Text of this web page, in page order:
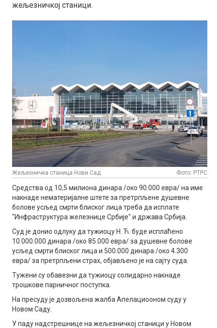
жељезничкој станици.
Жељезничка станица Нови Сад Фото: РТРС
Средства од 10,5 милиона динара /око 90.000 евра/ на име
накнаде нематеријалне штете за претрпљене душевне
болове усљед смрти блиског лица треба да исплате
"Инфраструктура железнице Србије" и држава Србија.
Суд је донио одлуку да тужиоцу Н. Ћ. буде исплаћено
10.000.000 динара /око 85.000 евра/ за душевне болове
усљед смрти блиског лица и 500.000 динара /око 4.300
евра/ за претрпљени страх, објављено је на сајту суда.
Тужени су обавезни да тужиоцу солидарно накнаде
трошкове парничног поступка.
На пресуду је дозвољена жалба Апелациооном суду у
Новом Саду.
У паду надстрешнице на жељезничкој станици у Новом